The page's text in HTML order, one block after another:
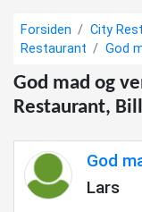
Forsiden City
Restaurant
God
God mad og
Restaurant,
God
Lars